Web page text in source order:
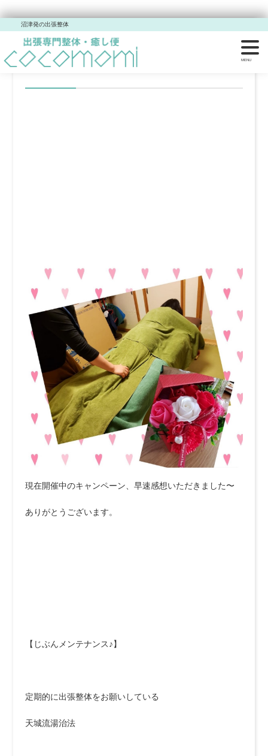
沼津発の出張整体
キャンペーンのご感想いた
だきました。
現在開催中のキャンペーン、早速感想いただきました〜
ありがとうございます。
【じぶんメンテナンス♪】
定期的に出張整体をお願いしている
天城流湯治法